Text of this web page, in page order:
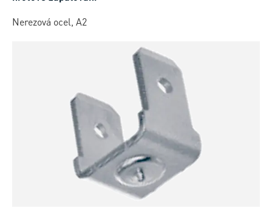
Nerezová ocel, A2